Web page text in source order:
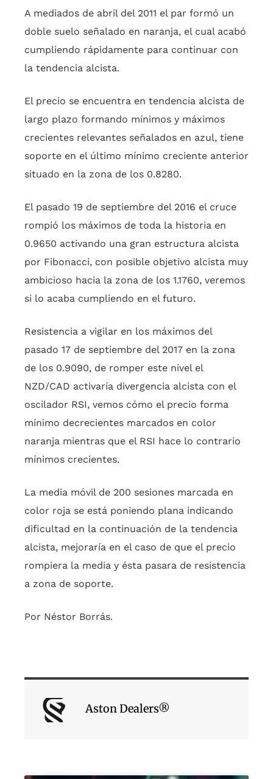
A mediados de abril del 2011 el par formó un
doble suelo señalado en naranja, el cual acabó
cumpliendo rápidamente para continuar con
la tendencia alcista.
El precio se encuentra en tendencia alcista de
largo plazo formando mínimos y máximos
crecientes relevantes señalados en azul, tiene
soporte en el último mínimo creciente anterior
situado en la zona de los 0.8280.
El pasado 19 de septiembre del 2016 el cruce
rompió los máximos de toda la historia en
0.9650 activando una gran estructura alcista
por Fibonacci, con posible objetivo alcista muy
ambicioso hacia la zona de los 1.1760, veremos
si lo acaba cumpliendo en el futuro.
Resistencia a vigilar en los máximos del
pasado 17 de septiembre del 2017 en la zona
de los 0.9090, de romper este nivel el
NZD/CAD activaría divergencia alcista con el
oscilador RSI, vemos cómo el precio forma
mínimo decrecientes marcados en color
naranja mientras que el RSI hace lo contrario
mínimos crecientes.
La media móvil de 200 sesiones marcada en
color roja se está poniendo plana indicando
dificultad en la continuación de la tendencia
alcista, mejoraría en el caso de que el precio
rompiera la media y ésta pasara de resistencia
a zona de soporte.
Por Néstor Borrás.
Aston Dealers®